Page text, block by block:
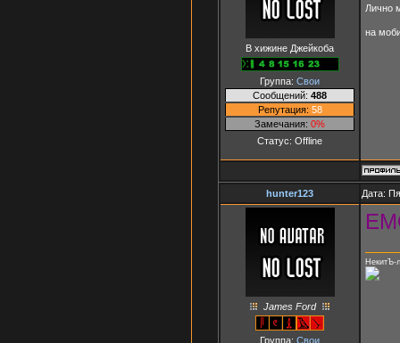
В хижине Джейкоба
Группа: Свои
Сообщений: 488
Репутация: 58
Замечания: 0%
Статус: Offline
Лично
на
hunter123 Дата:
James Ford
Группа: Свои
НекитЪ-